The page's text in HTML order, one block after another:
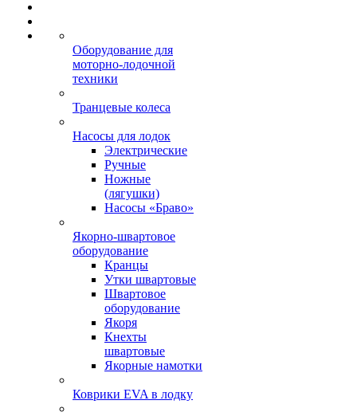
Оборудование для
моторно-лодочной
техники
Транцевые колеса
Насосы для лодок
Электрические
Ручные
Ножные
(лягушки)
Насосы «Браво»
Якорно-швартовое
оборудование
Кранцы
Утки швартовые
Швартовое
оборудование
Якоря
Кнехты
швартовые
Якорные намотки
Коврики EVA в лодку